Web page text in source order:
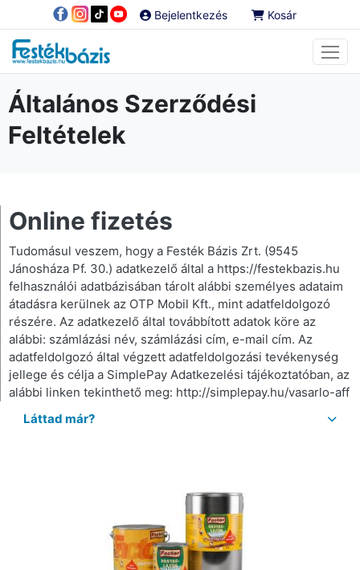
Bejelentkezés Kosár
Általános Szerződési
Feltételek
Láttad már?
Online fizetés
Tudomásul veszem, hogy a Festék Bázis Zrt. (9545
Jánosháza Pf. 30.) adatkezelő által a https://festekbazis.hu
felhasználói adatbázisában tárolt alábbi személyes adataim
átadásra kerülnek az OTP Mobil Kft., mint adatfeldolgozó
részére. Az adatkezelő által továbbított adatok köre az
alábbi: számlázási név, számlázási cím, e-mail cím. Az
adatfeldolgozó által végzett adatfeldolgozási tevékenység
jellege és célja a SimplePay Adatkezelési tájékoztatóban, az
alábbi linken tekinthető meg: http://simplepay.hu/vasarlo-aff